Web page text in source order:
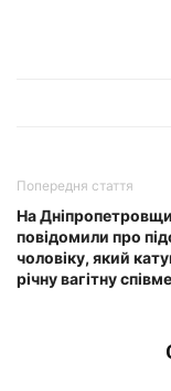
Попередня стаття
На
повідомили про
чоловіку, який
річну вагітну